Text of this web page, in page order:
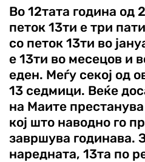
Во 12тата година од
петок 13ти е три
со петок 13ти во
е 13ти во месецов и
еден. Меѓу секој од
13 седмици. Веќе
на Маите
кој што наводно го
завршува годинава.
наредната, 13та по